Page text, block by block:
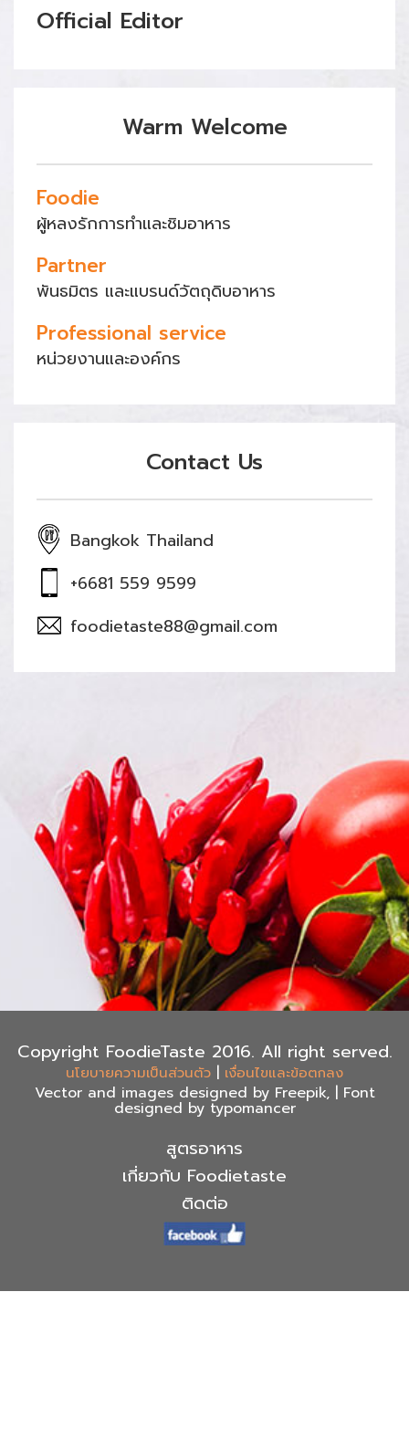
Official Editor
Warm Welcome
Foodie
ผู้หลงรักการทำและชิมอาหาร
Partner
พันธมิตร และแบรนด์วัตถุดิบอาหาร
Professional service
หน่วยงานและองค์กร
Contact Us
Bangkok Thailand
+6681 559 9599
foodietaste88@gmail.com
Copyright FoodieTaste 2016. All right served.
นโยบายความเป็นส่วนตัว | เงื่อนไขและข้อตกลง
Vector and images designed by Freepik, | Font
designed by typomancer
สูตรอาหาร
เกี่ยวกับ Foodietaste
ติดต่อ